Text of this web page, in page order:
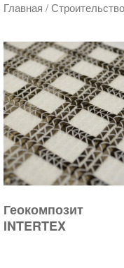
Главная /
Геокомпозит
INTERTEX